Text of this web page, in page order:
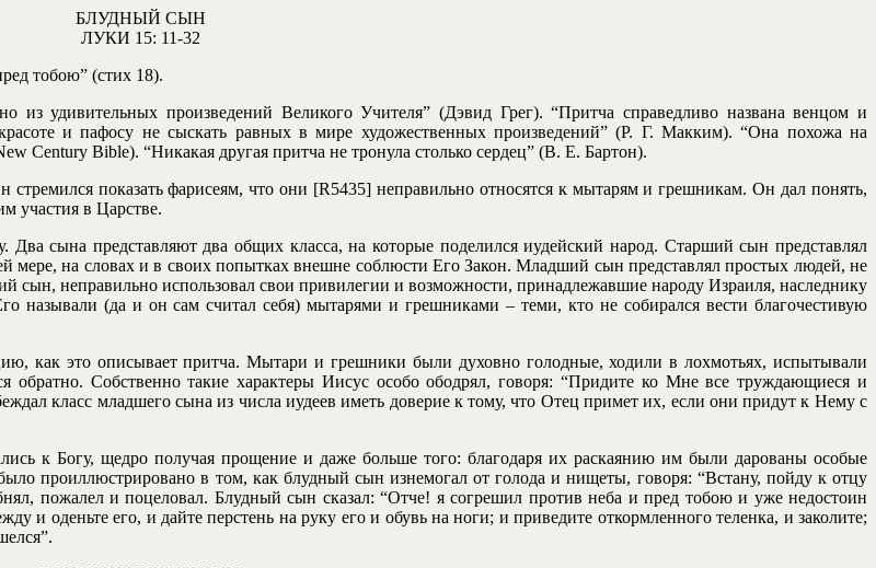
БЛУДНЫЙ СЫН
ЛУКИ 15: 11-32
тобою” (стих 18).
удивительных произведений Великого Учителя” (Дэвид Грег). “Притча справедливо названа венцом и
и пафосу не сыскать равных в мире художественных произведений” (Р. Г. Макким). “Она похожа на
Century Bible). “Никакая другая притча не тронула столько сердец” (В. Е. Бартон).
показать фарисеям, что они [R5435] неправильно относятся к мытарям и грешникам. Он дал понять,
участия в Царстве.
сына представляют два общих класса, на которые поделился иудейский народ. Старший сын представлял
на словах и в своих попытках внешне соблюсти Его Закон. Младший сын представлял простых людей, не
сын, неправильно использовал свои привилегии и возможности, принадлежавшие народу Израиля, наследнику
называли (да и он сам считал себя) мытарями и грешниками – теми, кто не собирался вести благочестивую
как это описывает притча. Мытари и грешники были духовно голодные, ходили в лохмотьях, испытывали
обратно. Собственно такие характеры Иисус особо ободрял, говоря: “Придите ко Мне все труждающиеся и
класс младшего сына из числа иудеев иметь доверие к тому, что Отец примет их, если они придут к Нему с
к Богу, щедро получая прощение и даже больше того: благодаря их раскаянию им были дарованы особые
проиллюстрировано в том, как блудный сын изнемогал от голода и нищеты, говоря: “Встану, пойду к отцу
пожалел и поцеловал. Блудный сын сказал: “Отче! я согрешил против неба и пред тобою и уже недостоин
и оденьте его, и дайте перстень на руку его и обувь на ноги; и приведите откормленного теленка, и заколите;